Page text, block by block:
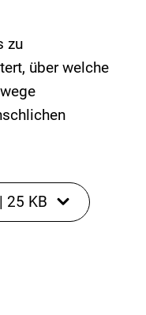
zu
über welche
| 25 KB